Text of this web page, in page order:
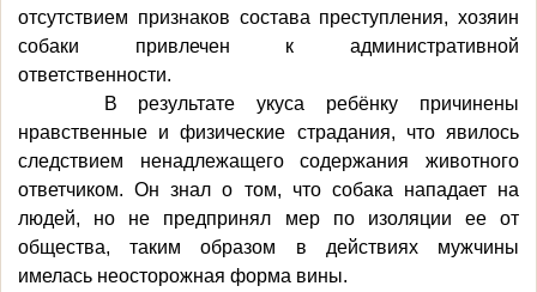
отсутствием признаков состава преступления, хозяин
собаки привлечен к административной
ответственности.
В результате укуса ребёнку причинены
нравственные и физические страдания, что явилось
следствием ненадлежащего содержания животного
ответчиком. Он знал о том, что собака нападает на
людей, но не предпринял мер по изоляции ее от
общества, таким образом в действиях мужчины
имелась неосторожная форма вины.